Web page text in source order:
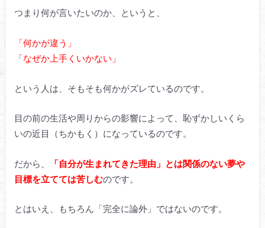
つまり何が言いたいのか、というと、
「何かが違う」
「なぜか上手くいかない」
という人は、そもそも何かがズレているのです。
目の前の生活や周りからの影響によって、恥ずかしいくら
いの近目（ちかもく）になっているのです。
だから、
「自分が生まれてきた理由」とは関係のない夢や
目標を立てては苦しむのです。
とはいえ、もちろん「完全に論外」ではないのです。